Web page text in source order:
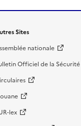
Sites
nationale
Officiel de la
lex